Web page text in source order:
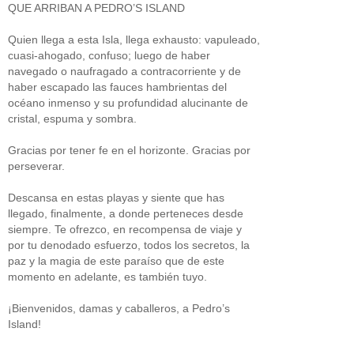
QUE ARRIBAN A PEDRO’S ISLAND
Quien llega a esta Isla, llega exhausto: vapuleado,
cuasi-ahogado, confuso; luego de haber
navegado o naufragado a contracorriente y de
haber escapado las fauces hambrientas del
océano inmenso y su profundidad alucinante de
cristal, espuma y sombra.
Gracias por tener fe en el horizonte. Gracias por
perseverar.
Descansa en estas playas y siente que has
llegado, finalmente, a donde perteneces desde
siempre. Te ofrezco, en recompensa de viaje y
por tu denodado esfuerzo, todos los secretos, la
paz y la magia de este paraíso que de este
momento en adelante, es también tuyo.
¡Bienvenidos, damas y caballeros, a Pedro’s
Island!